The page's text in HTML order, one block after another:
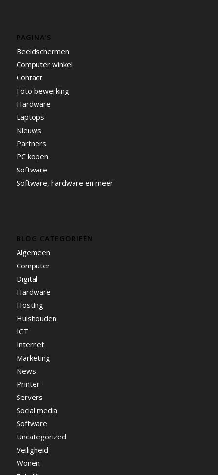
PAGINA’S
Beeldschermen
Computer winkel
Contact
Foto bewerking
Hardware
Laptops
Nieuws
Partners
PC kopen
Software
Software, hardware en meer
BLOG CATEGORIEËN
Algemeen
Computer
Digital
Hardware
Hosting
Huishouden
ICT
Internet
Marketing
News
Printer
Servers
Social media
Software
Uncategorized
Veiligheid
Wonen